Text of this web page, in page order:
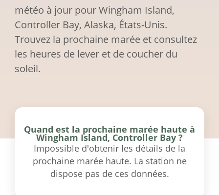
météo à jour pour Wingham Island,
Controller Bay, Alaska, États-Unis.
Trouvez la prochaine marée et consultez
les heures de lever et de coucher du
soleil.
Quand est la prochaine marée haute à
Wingham Island, Controller Bay ?
Impossible d'obtenir les détails de la
prochaine marée haute. La station ne
dispose pas de ces données.